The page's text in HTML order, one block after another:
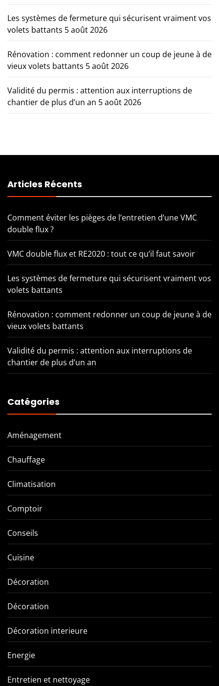
Les systèmes de fermeture qui sécurisent vraiment vos
volets battants 5 août 2026
Rénovation : comment redonner un coup de jeune à de
vieux volets battants 5 août 2026
Validité du permis : attention aux interruptions de
chantier de plus d’un an 5 août 2026
Articles Récents
Comment éviter les pièges de l’entretien d’une VMC
double flux ?
VMC double flux et RE2020 : tout ce qu’il faut savoir
Les systèmes de fermeture qui sécurisent vraiment vos
volets battants
Rénovation : comment redonner un coup de jeune à de
vieux volets battants
Validité du permis : attention aux interruptions de
chantier de plus d’un an
Catégories
Aménagement
Chauffage
Climatisation
Comptoir
Conseils
Cuisine
Décoration
Décoration
Décoration interieure
Energie
Entretien et nettoyage